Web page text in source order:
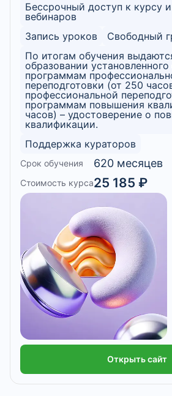
Бессрочный доступ к курсу
вебинаров
Запись уроков
Свободный
По итогам обучения
образовании
программам
переподготовки (от 250
профессиональной
программам повышения
часов) – удостоверение о
квалификации.
Поддержка кураторов
Срок обучения 620 месяцев
Стоимость курса25 185 ₽
Открыть сайт